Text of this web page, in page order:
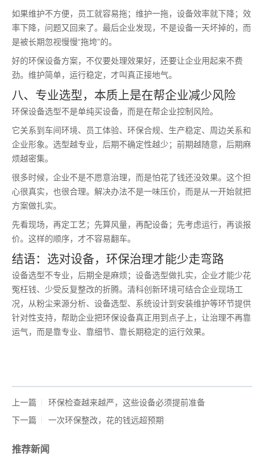
如果维护不方便，员工就容易拖；维护一拖，设备效率就下降；效
率下降，问题又回来了。最后企业发现，不是设备一天坏掉的，而
是被长期忽视慢慢“拖垮”的。
好的环保设备方案，不仅要处理效果好，还要让企业用起来不费
劲。维护简单，运行稳定，才叫真正接地气。
八、专业选型，本质上是在帮企业减少风险
环保设备选型不是单纯买设备，而是在帮企业控制风险。
它关系到车间环境、员工体验、环保合规、生产稳定、周边关系和
企业形象。选型越专业，后期不确定性越少；前期越随意，后期麻
烦越密集。
很多时候，企业不是不愿意治理，而是怕花了钱还没效果。这个担
心很真实，也很合理。解决办法不是一味压价，而是从一开始就把
方案做扎实。
先看现场，再定工艺；先算风量，再配设备；先考虑运行，再谈报
价。这样的顺序，才不容易翻车。
结语：选对设备，环保治理才能少走弯路
设备选型不专业，后期全是麻烦；设备选型做扎实，企业才能少花
冤枉钱、少受反复整改的折腾。清科创新环境可结合企业现场工
况，从粉尘来源分析、设备选型、系统设计到安装维护等环节提供
针对性支持，帮助企业把环保设备真正用到点子上，让治理不再靠
运气，而是靠专业、靠细节、靠长期稳定的运行效果。
上一篇
环保检查越来越严，这些设备必须提前准备
下一篇
一次环保整改，花的钱远超预期
推荐新闻